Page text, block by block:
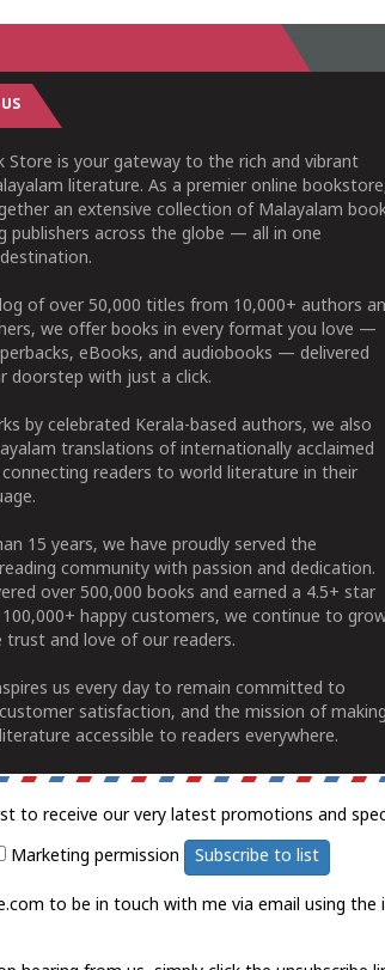
Store is your gateway to the rich and vibrant
literature. As a premier online
an extensive collection of Malayalam
publishers across the globe — all in one
of over 50,000 titles from 10,000+ authors
we offer books in every format you love —
eBooks, and audiobooks — delivered
doorstep with just a click.
by celebrated Kerala-based authors, we also
translations of internationally acclaimed
readers to world literature in their
15 years, we have proudly served the
community with passion and dedication.
over 500,000 books and earned a 4.5+ star
happy customers, we continue to
and love of our readers.
us every day to remain committed to
satisfaction, and the mission of making
accessible to readers everywhere.
to receive our very latest promotions and
Marketing permission Subscribe to list
to be in touch with me via email using